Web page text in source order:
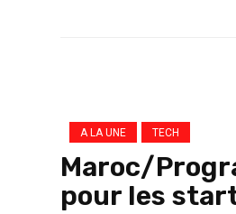
A LA UNE TECH
Maroc/
pour les